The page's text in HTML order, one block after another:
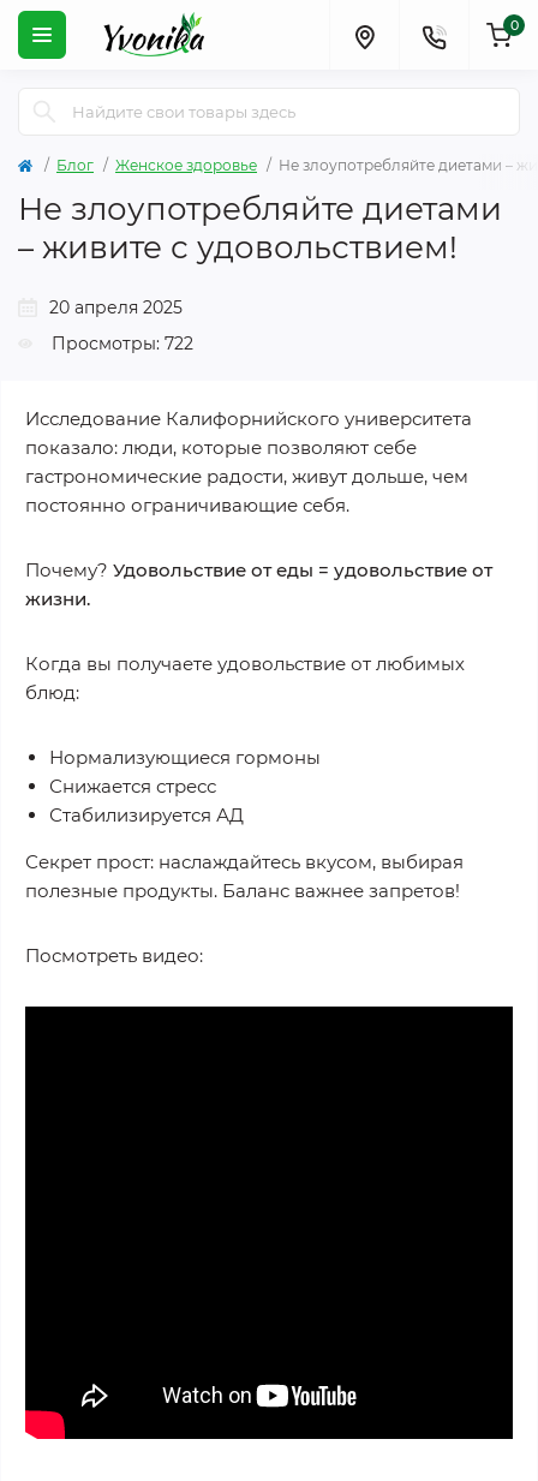
0
Блог Женское здоровье Не злоупотребляйте диетами –
Не злоупотребляйте диетами
– живите с удовольствием!
20 апреля 2025
Просмотры: 722
Исследование Калифорнийского университета
показало: люди, которые позволяют себе
гастрономические радости, живут дольше, чем
постоянно ограничивающие себя.
Почему? Удовольствие от еды = удовольствие от
жизни.
Когда вы получаете удовольствие от любимых
блюд:
Нормализующиеся гормоны
Снижается стресс
Стабилизируется АД
Секрет прост: наслаждайтесь вкусом, выбирая
полезные продукты. Баланс важнее запретов!
Посмотреть видео: